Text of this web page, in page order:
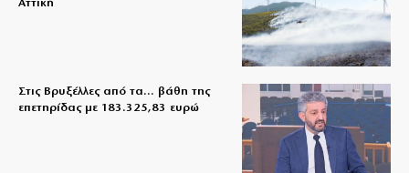
Αττική
Στις Βρυξέλλες από τα… βάθη της
επετηρίδας με 183.325,83 ευρώ